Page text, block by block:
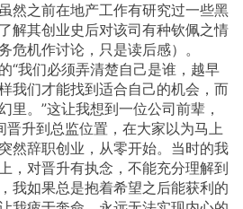
然之前在地产工作有研究过一些黑
解其创业史后对该司有种钦佩之情
危机作讨论，只是读后感）。
“我们必须弄清楚自己是谁，越早
我们才能找到适合自己的机会，而
里。”这让我想到一位公司前辈，
升到总监位置，在大家以为马上
然辞职创业，从零开始。当时的我
，对晋升有执念，不能充分理解到
我如果总是抱着希望之后能获利的